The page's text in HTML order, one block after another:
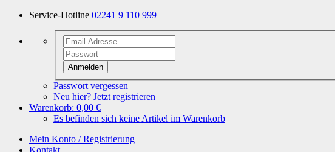
Service-Hotline 02241 9 110 999
Anmelden
Passwort vergessen
Neu hier? Jetzt registrieren
Warenkorb: 0,00 €
Es befinden sich keine Artikel im Warenkorb
Mein Konto / Registrierung
Kontakt